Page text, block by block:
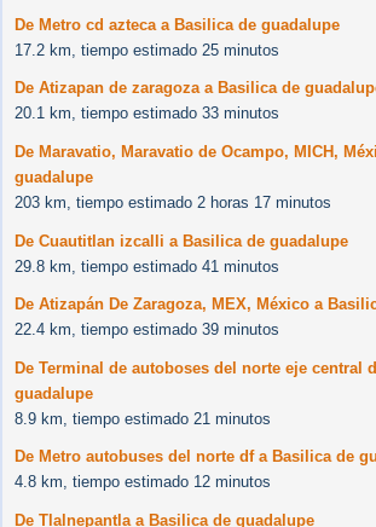
De Metro cd azteca a Basilica de guadalupe
17.2 km, tiempo estimado 25 minutos
De Atizapan de zaragoza a Basilica de
20.1 km, tiempo estimado 33 minutos
De Maravatio, Maravatio de Ocampo, MICH,
guadalupe
203 km, tiempo estimado 2 horas 17 minutos
De Cuautitlan izcalli a Basilica de guadalupe
29.8 km, tiempo estimado 41 minutos
De Atizapán De Zaragoza, MEX, México a
22.4 km, tiempo estimado 39 minutos
De Terminal de autoboses del norte eje central
guadalupe
8.9 km, tiempo estimado 21 minutos
De Metro autobuses del norte df a Basilica de
4.8 km, tiempo estimado 12 minutos
De Tlalnepantla a Basilica de guadalupe